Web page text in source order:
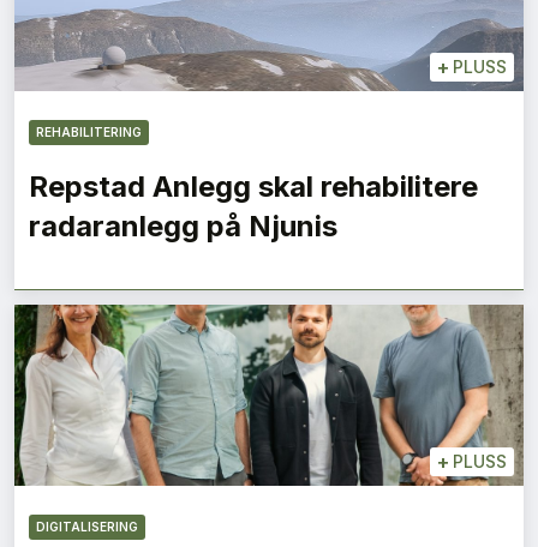
+ PLUSS
REHABILITERING
Repstad Anlegg skal rehabilitere
radaranlegg på Njunis
+ PLUSS
DIGITALISERING